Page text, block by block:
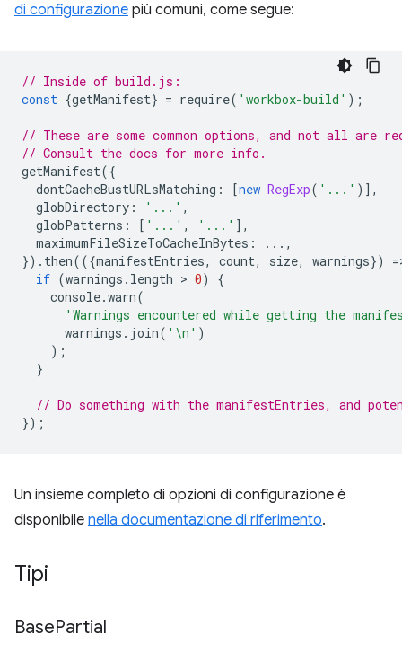
di configurazione più comuni, come segue:
// Inside of build.js:
const {getManifest} = require( 'workbox-build' );
// These are some common options, and not all are
// Consult the docs for more info.
getManifest({
dontCacheBustURLsMatching : [new RegExp( '...' )],
globDirectory : '...' ,
globPatterns : [ '...' , '...' ],
maximumFileSizeToCacheInBytes :
...,
}). then(({manifestEntries, count, size, warnings}) =
if (warnings . length > 0)
{
console.warn(
'Warnings encountered while getting the
warnings . join( '\n' )
);
}
// Do something with the manifestEntries, and
});
Un insieme completo di opzioni di configurazione è
disponibile nella documentazione di riferimento.
Tipi
BasePartial